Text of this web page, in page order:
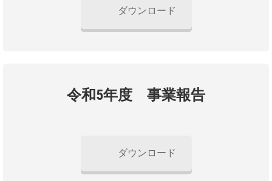
ダウンロード
令和5年度 事業報告
ダウンロード